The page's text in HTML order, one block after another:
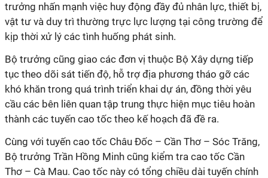
trưởng nhấn mạnh việc huy động đầy đủ nhân lực, thiết bị,
vật tư và duy trì thường trực lực lượng tại công trường để
kịp thời xử lý các tình huống phát sinh.
Bộ trưởng cũng giao các đơn vị thuộc Bộ Xây dựng tiếp
tục theo dõi sát tiến độ, hỗ trợ địa phương tháo gỡ các
khó khăn trong quá trình triển khai dự án, đồng thời yêu
cầu các bên liên quan tập trung thực hiện mục tiêu hoàn
thành các tuyến cao tốc theo kế hoạch đã đề ra.
Cùng với tuyến cao tốc Châu Đốc – Cần Thơ – Sóc Trăng,
Bộ trưởng Trần Hồng Minh cũng kiểm tra cao tốc Cần
Thơ – Cà Mau. Cao tốc này có tổng chiều dài tuyến chính